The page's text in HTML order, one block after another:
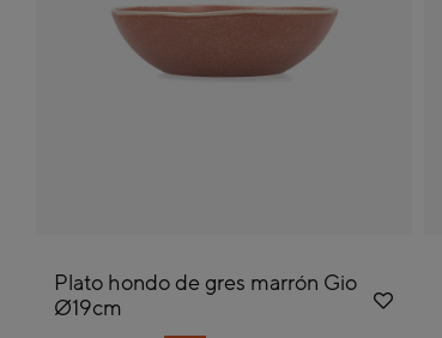
Plato hondo de gres marrón Gio
Ø19cm